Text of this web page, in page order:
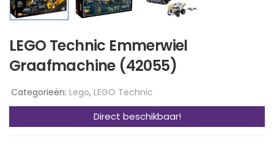
LEGO Technic Emmerwiel
Graafmachine (42055)
Categorieën: Lego, LEGO Technic
Direct beschikbaar!